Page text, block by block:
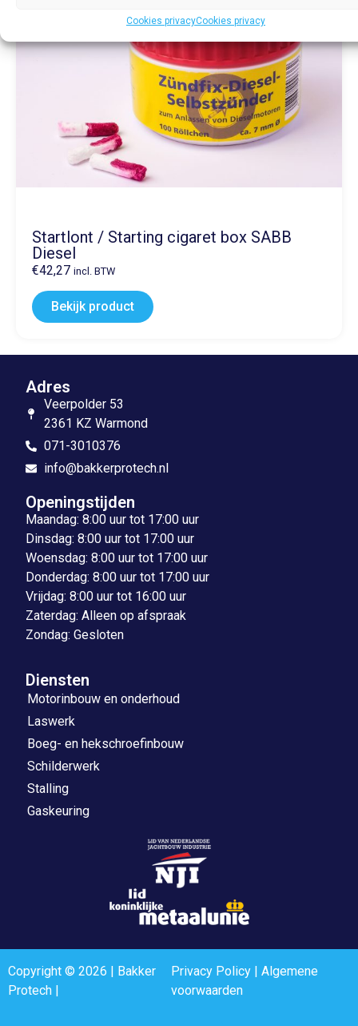
Cookies privacyCookies privacy
Startlont / Starting cigaret box SABB
Diesel
€42,27 incl. BTW
Bekijk product
Adres
Veerpolder 53
2361 KZ Warmond
071-3010376
info@bakkerprotech.nl
Openingstijden
Maandag: 8:00 uur tot 17:00 uur
Dinsdag: 8:00 uur tot 17:00 uur
Woensdag: 8:00 uur tot 17:00 uur
Donderdag: 8:00 uur tot 17:00 uur
Vrijdag: 8:00 uur tot 16:00 uur
Zaterdag: Alleen op afspraak
Zondag: Gesloten
Diensten
Motorinbouw en onderhoud
Laswerk
Boeg- en hekschroefinbouw
Schilderwerk
Stalling
Gaskeuring
Copyright © 2026 | Bakker
Protech |
Privacy Policy| Algemene
voorwaarden